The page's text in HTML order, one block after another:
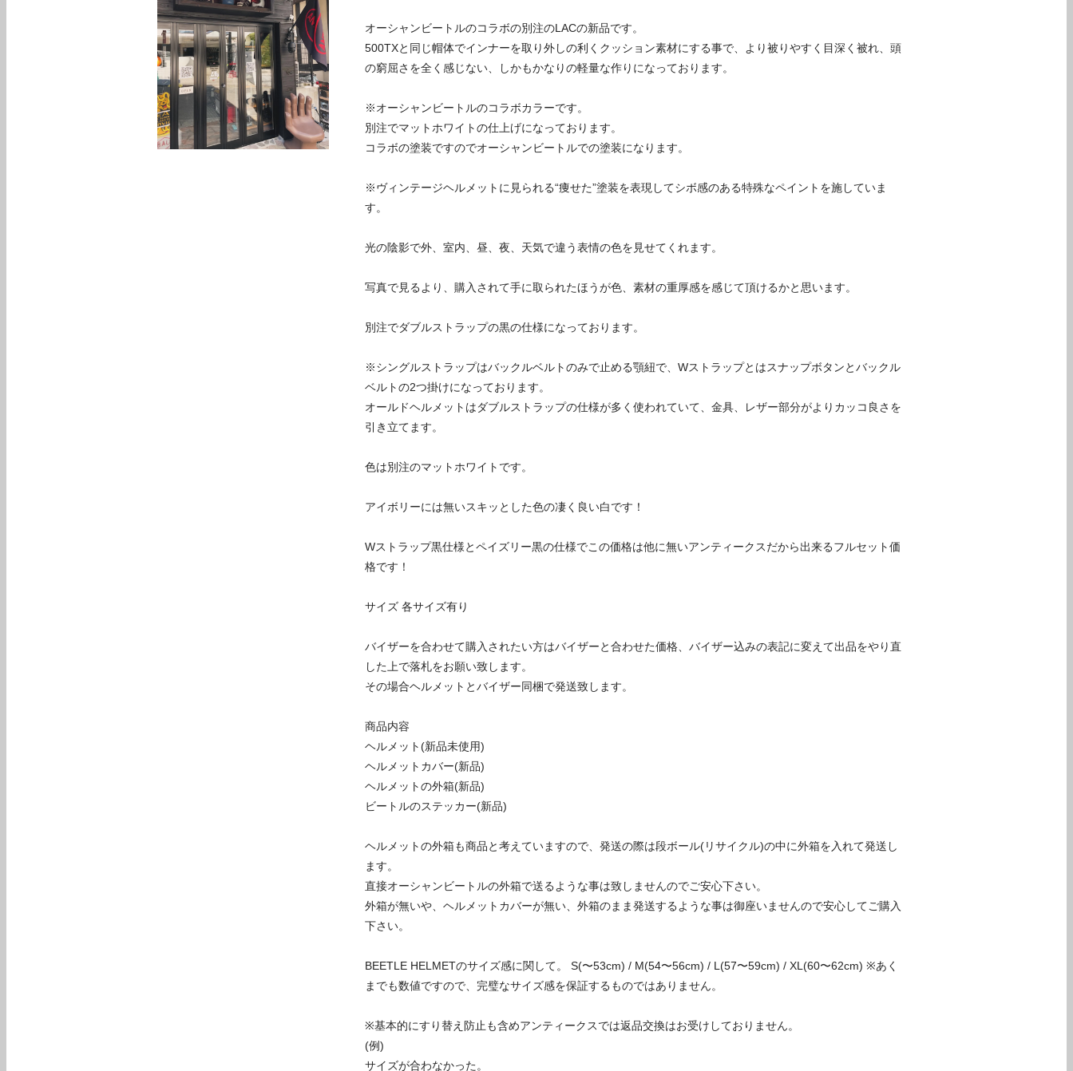
オーシャンビートルのコラボの別注のLACの新品です。
500TXと同じ帽体でインナーを取り外しの利くクッション素材にする事で、より被りやすく目深く被れ、頭
の窮屈さを全く感じない、しかもかなりの軽量な作りになっております。
※オーシャンビートルのコラボカラーです。
別注でマットホワイトの仕上げになっております。
コラボの塗装ですのでオーシャンビートルでの塗装になります。
※ヴィンテージヘルメットに見られる“痩せた”塗装を表現してシボ感のある特殊なペイントを施していま
す。
光の陰影で外、室内、昼、夜、天気で違う表情の色を見せてくれます。
写真で見るより、購入されて手に取られたほうが色、素材の重厚感を感じて頂けるかと思います。
別注でダブルストラップの黒の仕様になっております。
※シングルストラップはバックルベルトのみで止める顎紐で、Wストラップとはスナップボタンとバックル
ベルトの2つ掛けになっております。
オールドヘルメットはダブルストラップの仕様が多く使われていて、金具、レザー部分がよりカッコ良さを
引き立てます。
色は別注のマットホワイトです。
アイボリーには無いスキッとした色の凄く良い白です！
Wストラップ黒仕様とペイズリー黒の仕様でこの価格は他に無いアンティークスだから出来るフルセット価
格です！
サイズ 各サイズ有り
バイザーを合わせて購入されたい方はバイザーと合わせた価格、バイザー込みの表記に変えて出品をやり直
した上で落札をお願い致します。
その場合ヘルメットとバイザー同梱で発送致します。
商品内容
ヘルメット(新品未使用)
ヘルメットカバー(新品)
ヘルメットの外箱(新品)
ビートルのステッカー(新品)
ヘルメットの外箱も商品と考えていますので、発送の際は段ボール(リサイクル)の中に外箱を入れて発送し
ます。
直接オーシャンビートルの外箱で送るような事は致しませんのでご安心下さい。
外箱が無いや、ヘルメットカバーが無い、外箱のまま発送するような事は御座いませんので安心してご購入
下さい。
BEETLE HELMETのサイズ感に関して。 S(〜53cm) / M(54〜56cm) / L(57〜59cm) / XL(60〜62cm) ※あく
までも数値ですので、完璧なサイズ感を保証するものではありません。
※基本的にすり替え防止も含めアンティークスでは返品交換はお受けしておりません。
(例)
サイズが合わなかった。